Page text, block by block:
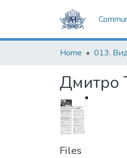
Home 013.
Дмитро
Files